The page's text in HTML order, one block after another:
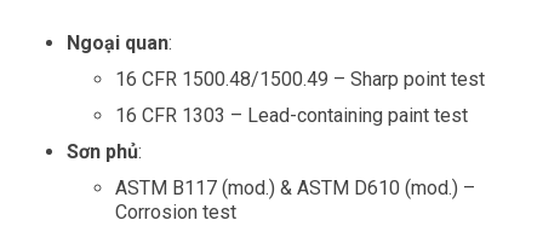
Ngoại quan:
16 CFR 1500.48/1500.49 – Sharp point test
16 CFR 1303 – Lead-containing paint test
Sơn phủ:
ASTM B117 (mod.) & ASTM D610 (mod.) –
Corrosion test